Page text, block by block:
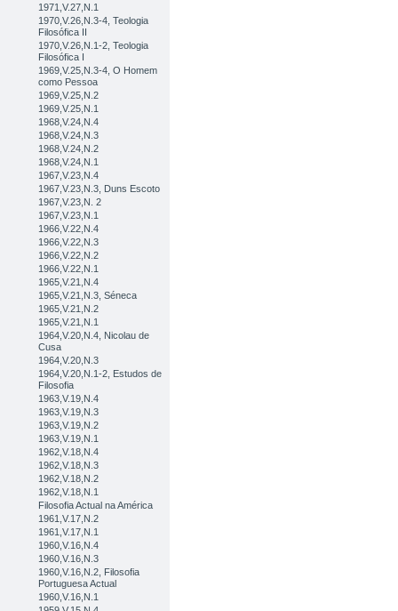
1971,V.27,N.1
1970,V.26,N.3-4, Teologia
Filosófica II
1970,V.26,N.1-2, Teologia
Filosófica I
1969,V.25,N.3-4, O Homem
como Pessoa
1969,V.25,N.2
1969,V.25,N.1
1968,V.24,N.4
1968,V.24,N.3
1968,V.24,N.2
1968,V.24,N.1
1967,V.23,N.4
1967,V.23,N.3, Duns Escoto
1967,V.23,N. 2
1967,V.23,N.1
1966,V.22,N.4
1966,V.22,N.3
1966,V.22,N.2
1966,V.22,N.1
1965,V.21,N.4
1965,V.21,N.3, Séneca
1965,V.21,N.2
1965,V.21,N.1
1964,V.20,N.4, Nicolau de
Cusa
1964,V.20,N.3
1964,V.20,N.1-2, Estudos de
Filosofia
1963,V.19,N.4
1963,V.19,N.3
1963,V.19,N.2
1963,V.19,N.1
1962,V.18,N.4
1962,V.18,N.3
1962,V.18,N.2
1962,V.18,N.1
Filosofia Actual na América
1961,V.17,N.2
1961,V.17,N.1
1960,V.16,N.4
1960,V.16,N.3
1960,V.16,N.2, Filosofia
Portuguesa Actual
1960,V.16,N.1